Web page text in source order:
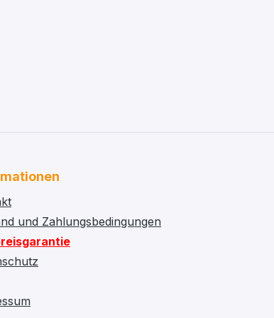
und Zahlungsbedingungen